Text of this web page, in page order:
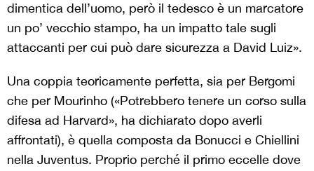
dimentica dell’uomo, però il tedesco è un marcatore
un po’ vecchio stampo, ha un impatto tale sugli
attaccanti per cui può dare sicurezza a David Luiz».
Una coppia teoricamente perfetta, sia per Bergomi
che per Mourinho («Potrebbero tenere un corso sulla
difesa ad Harvard», ha dichiarato dopo averli
affrontati), è quella composta da Bonucci e Chiellini
nella Juventus. Proprio perché il primo eccelle dove